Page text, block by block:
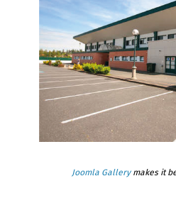
Joomla Gallerymakes it